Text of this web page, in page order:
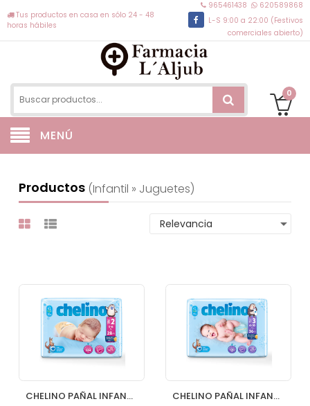
Tus productos en casa en sólo 24 - 48
horas hábiles
965461438
620589868
L-S 9:00 a 22:00 (Festivos
comerciales abierto)
0
MENÚ
Productos (infantil » Juguetes)
CHELINO PAÑAL INFANTIL FASHION & LOVE T 2 (3 CHELINO PAÑAL INFANTIL FASHION & LOVE T 3 (4